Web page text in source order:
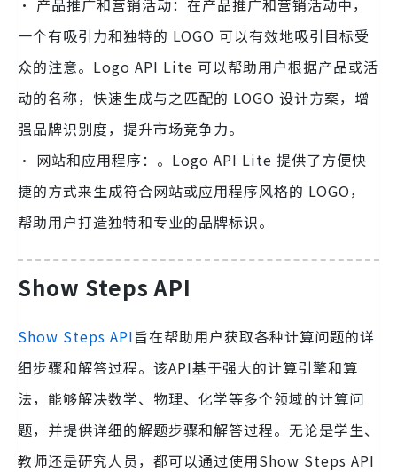
一个有吸引力和独特的 LOGO 可以有效地吸引目标受
众的注意。Logo API Lite 可以帮助用户根据产品或活
动的名称，快速生成与之匹配的 LOGO 设计方案，增
强品牌识别度，提升市场竞争力。
· 网站和应用程序：。Logo API Lite 提供了方便快
捷的方式来生成符合网站或应用程序风格的 LOGO，
帮助用户打造独特和专业的品牌标识。
Show Steps API
Show Steps API旨在帮助用户获取各种计算问题的详
细步骤和解答过程。该API基于强大的计算引擎和算
法，能够解决数学、物理、化学等多个领域的计算问
题，并提供详细的解题步骤和解答过程。无论是学生、
教师还是研究人员，都可以通过使用Show Steps API